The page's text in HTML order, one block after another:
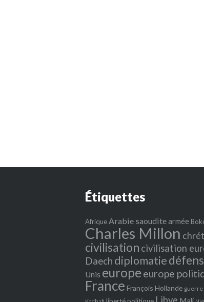
Étiquettes
Afrique Arabie saoudite armée
Charles Millon
civilisation civilisation
Daech diplomatie
Unis europeeurope
France François Hollande guerre